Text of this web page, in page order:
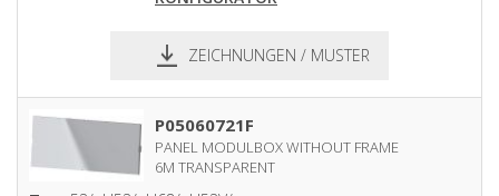
ZEICHNUNGEN / MUSTER
P05060721F
PANEL MODULBOX WITHOUT FRAME
6M TRANSPARENT